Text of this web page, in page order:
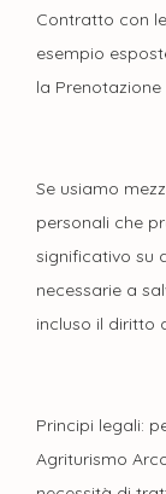
Contratto con
esempio
la
Se usiamo
personali che
significativo su
necessarie a
incluso il diritto
Principi legali:
Agriturismo